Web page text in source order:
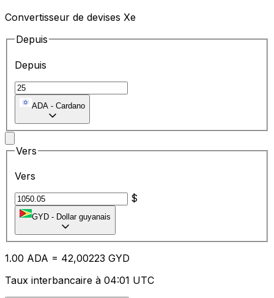
Convertisseur de devises Xe
Depuis
Depuis
ADA - Cardano
Vers
Vers
$
GYD - Dollar guyanais
1.00 ADA = 42,00223 GYD
Taux interbancaire à 04:01 UTC